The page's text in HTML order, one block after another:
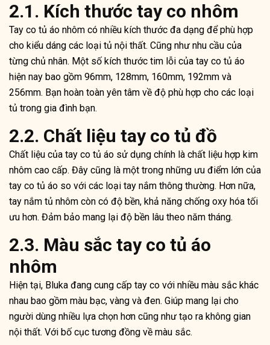
2.1. Kích thước tay co nhôm
Tay co tủ áo nhôm có nhiều kích thước đa dạng để phù hợp
cho kiểu dáng các loại tủ nội thất. Cũng như nhu cầu của
từng chủ nhân. Một số kích thước tim lỗi của tay co tủ áo
hiện nay bao gồm 96mm, 128mm, 160mm, 192mm và
256mm. Bạn hoàn toàn yên tâm về độ phù hợp cho các loại
tủ trong gia đình bạn.
2.2. Chất liệu tay co tủ đồ
Chất liệu của tay co tủ áo sử dụng chính là chất liệu hợp kim
nhôm cao cấp. Đây cũng là một trong những ưu điểm lớn của
tay co tủ áo so với các loại tay nắm thông thường. Hơn nữa,
tay nắm tủ nhôm còn có độ bền, khả năng chống oxy hóa tối
ưu hơn. Đảm bảo mang lại độ bền lâu theo năm tháng.
2.3. Màu sắc tay co tủ áo
nhôm
Hiện tại, Bluka đang cung cấp tay co với nhiều màu sắc khác
nhau bao gồm màu bạc, vàng và đen. Giúp mang lại cho
người dùng nhiều lựa chọn hơn cũng như tạo ra không gian
nội thất. Với bố cục tương đồng về màu sắc.